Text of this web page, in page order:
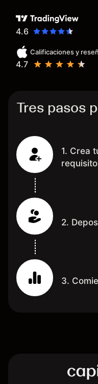
hecho de operar
determinado,
spread y al
Mientras más
dinero te
4.6
Calificaciones y
4.7
Tres pasos
1. Crea
2.
3.